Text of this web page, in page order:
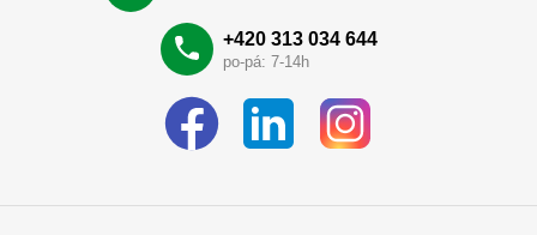
+420 313 034 644
po-pá: 7-14h